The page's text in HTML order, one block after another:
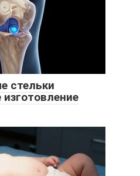
стельки